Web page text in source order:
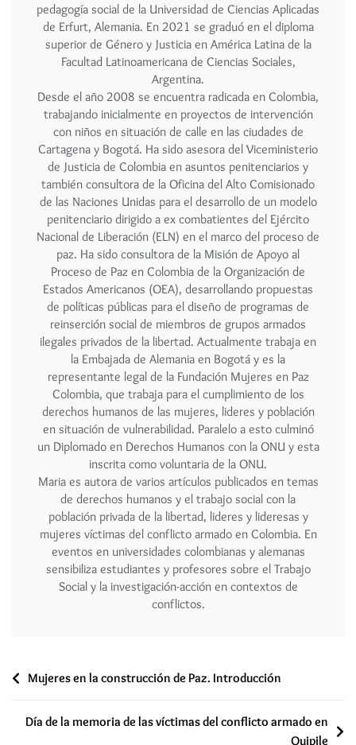
pedagogía social de la Universidad de Ciencias Aplicadas
de Erfurt, Alemania. En 2021 se graduó en el diploma
superior de Género y Justicia en América Latina de la
Facultad Latinoamericana de Ciencias Sociales,
Argentina.
Desde el año 2008 se encuentra radicada en Colombia,
trabajando inicialmente en proyectos de intervención
con niños en situación de calle en las ciudades de
Cartagena y Bogotá. Ha sido asesora del Viceministerio
de Justicia de Colombia en asuntos penitenciarios y
también consultora de la Oficina del Alto Comisionado
de las Naciones Unidas para el desarrollo de un modelo
penitenciario dirigido a ex combatientes del Ejército
Nacional de Liberación (ELN) en el marco del proceso de
paz. Ha sido consultora de la Misión de Apoyo al
Proceso de Paz en Colombia de la Organización de
Estados Americanos (OEA), desarrollando propuestas
de políticas públicas para el diseño de programas de
reinserción social de miembros de grupos armados
ilegales privados de la libertad. Actualmente trabaja en
la Embajada de Alemania en Bogotá y es la
representante legal de la Fundación Mujeres en Paz
Colombia, que trabaja para el cumplimiento de los
derechos humanos de las mujeres, lideres y población
en situación de vulnerabilidad. Paralelo a esto culminó
un Diplomado en Derechos Humanos con la ONU y esta
inscrita como voluntaria de la ONU.
Maria es autora de varios artículos publicados en temas
de derechos humanos y el trabajo social con la
población privada de la libertad, lideres y lideresas y
mujeres víctimas del conflicto armado en Colombia. En
eventos en universidades colombianas y alemanas
sensibiliza estudiantes y profesores sobre el Trabajo
Social y la investigación-acción en contextos de
conflictos.
Mujeres en la construcción de Paz. Introducción
Día de la memoria de las víctimas del conflicto armado en
Quipile